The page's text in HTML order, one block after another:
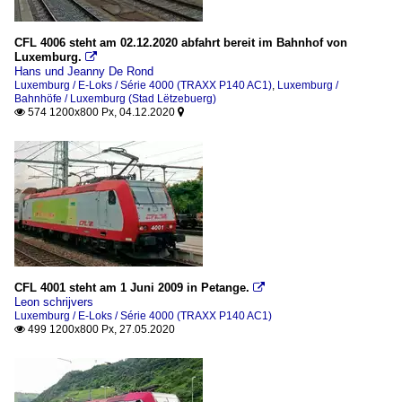
CFL 4006 steht am 02.12.2020 abfahrt bereit im Bahnhof von
Luxemburg. 
Hans und Jeanny De Rond
Luxemburg / E-Loks / Série 4000 (TRAXX P140 AC1), Luxemburg /
Bahnhöfe / Luxemburg (Stad Lëtzebuerg)
 574 1200x800 Px, 04.12.2020 
CFL 4001 steht am 1 Juni 2009 in Petange. 
Leon schrijvers
Luxemburg / E-Loks / Série 4000 (TRAXX P140 AC1)
 499 1200x800 Px, 27.05.2020